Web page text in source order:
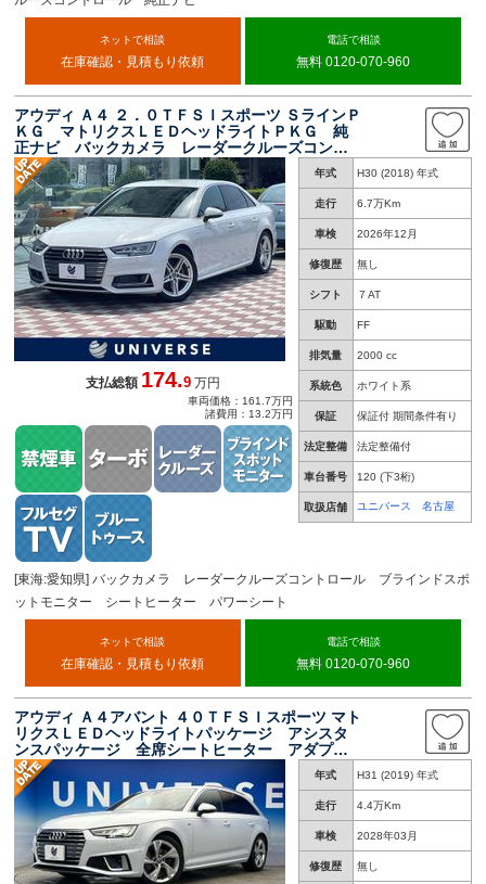
ネットで相談
在庫確認・見積もり依頼
電話で相談
無料 0120-070-960
アウディ Ａ４ ２．０ＴＦＳＩスポーツ ＳラインＰ
ＫＧ マトリクスＬＥＤヘッドライトＰＫＧ 純
正ナビ バックカメラ レーダークルーズコント
ロール ブラインドスポットモニター シートヒ
ーター パワーシート アドバンスドキー 禁煙
車 ＥＴＣ
年式 H30 (2018) 年式
走行 6.7万Km
車検 2026年12月
修復歴 無し
シフト ７AT
駆動 FF
排気量 2000 cc
系統色 ホワイト系
保証 保証付 期間条件有り
法定整備 法定整備付
車台番号 120 (下3桁)
取扱店舗 ユニバース 名古屋
支払総額174.9 万円
車両価格：161.7万円
諸費用：13.2万円
[東海:愛知県] バックカメラ レーダークルーズコントロール ブラインドスポ
ットモニター シートヒーター パワーシート
ネットで相談
在庫確認・見積もり依頼
電話で相談
無料 0120-070-960
アウディ Ａ４アバント ４０ＴＦＳＩスポーツ マト
リクスＬＥＤヘッドライトパッケージ アシスタ
ンスパッケージ 全席シートヒーター アダプテ
ィブクルーズコントロール レーンアシスト ク
リアランスソナー オートハイビーム 純正ナ
ビ 全方位カメラ
年式 H31 (2019) 年式
走行 4.4万Km
車検 2028年03月
修復歴 無し